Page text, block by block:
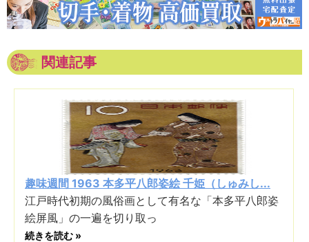
関連記事
趣味週間 1963 本多平八郎姿絵 千姫（しゅみし...
江戸時代初期の風俗画として有名な「本多平八郎姿
絵屏風」の一遍を切り取っ
続きを読む »